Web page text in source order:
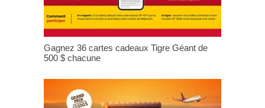
Gagnez 36 cartes cadeaux Tigre Géant de
500 $ chacune